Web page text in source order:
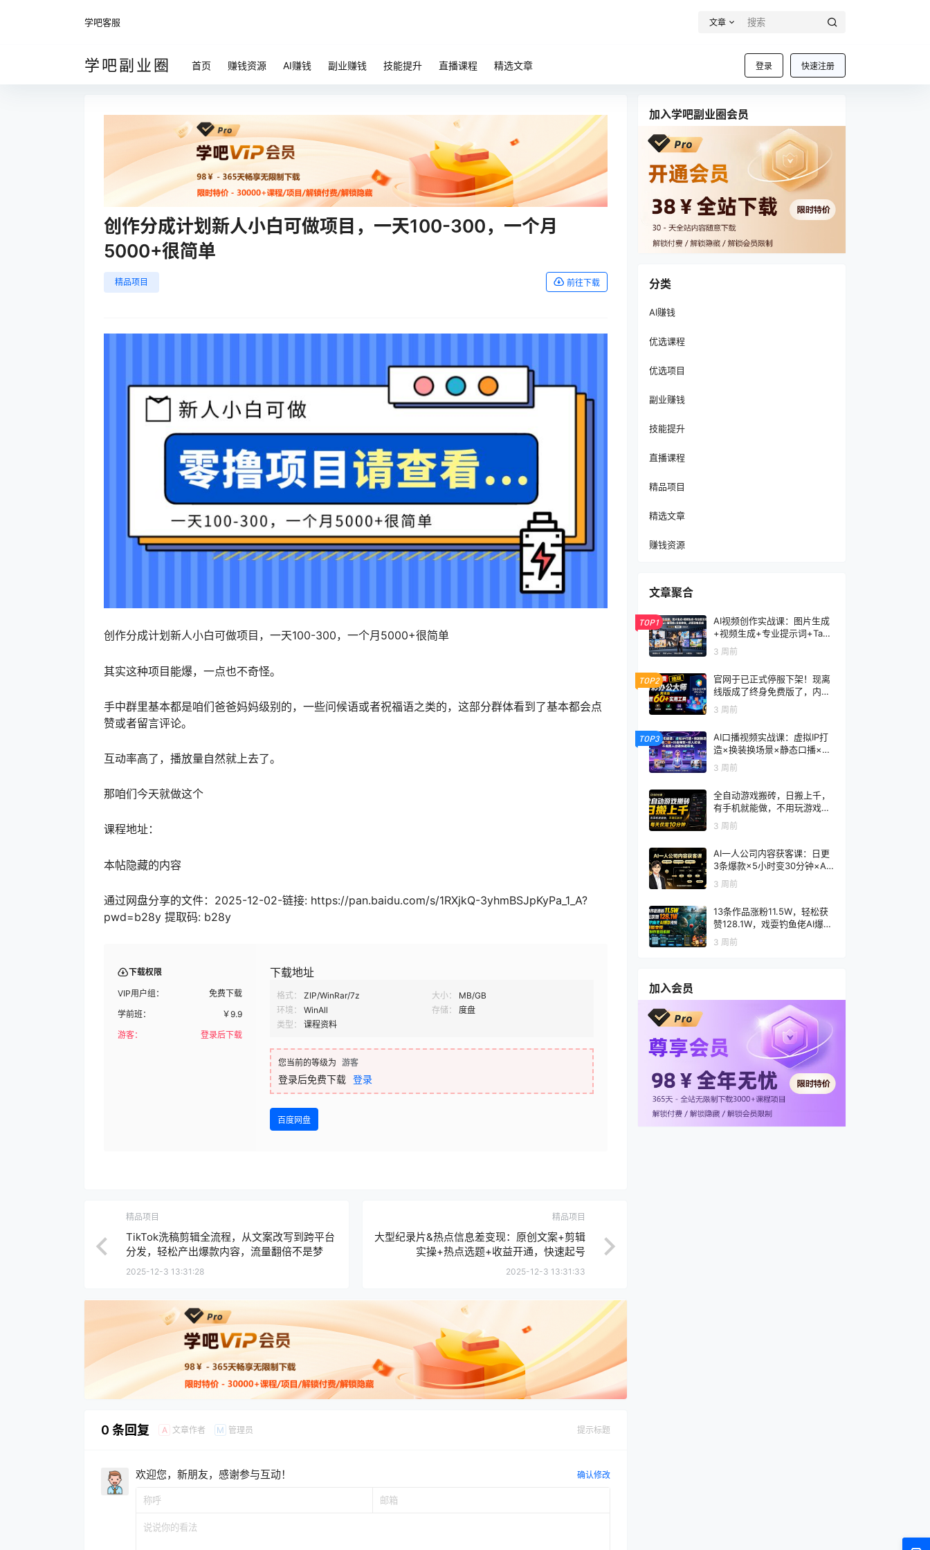
学吧客服 文章
学吧副业圈 登录 快速注册
首页 赚钱资源 AI赚钱 副业赚钱 技能提升 直播课程 精选文章
创作分成计划新人小白可做项目，一天100-300，一个月
5000+很简单
精品项目 前往下载
创作分成计划新人小白可做项目，一天100-300，一个月5000+很简单
其实这种项目能爆，一点也不奇怪。
手中群里基本都是咱们爸爸妈妈级别的，一些问候语或者祝福语之类的，这部分群体看到了基本都会点
赞或者留言评论。
互动率高了，播放量自然就上去了。
那咱们今天就做这个
课程地址：
本帖隐藏的内容
通过网盘分享的文件：2025-12-02-链接: https://pan.baidu.com/s/1RXjkQ-3yhmBSJpKyPa_1_A?
pwd=b28y 提取码: b28y
下载权限
VIP用户组：
免费下载
学前班：
￥9.9
游客：
登录后下载
下载地址
格式： ZIP/WinRar/7z 大小：
MB/GB
环境：
WinAll 存储：
度盘
类型：
课程资料
您当前的等级为 游客
登录后免费下载 登录
百度网盘
精品项目
TikTok洗稿剪辑全流程，从文案改写到跨平台
分发，轻松产出爆款内容，流量翻倍不是梦
2025-12-3 13:31:28
精品项目
大型纪录片&热点信息差变现：原创文案+剪辑
实操+热点选题+收益开通，快速起号
2025-12-3 13:31:33
0 条回复 A 文章作者 M 管理员 提示标题
欢迎您，新朋友，感谢参与互动！ 确认修改
加入学吧副业圈会员
分类
AI赚钱
优选课程
优选项目
副业赚钱
技能提升
直播课程
精品项目
精选文章
赚钱资源
文章聚合
TOP1
AI视频创作实战课：图片生成
+视频生成+专业提示词+TapN
ow×首尾帧+全能参考，从零
到电影感成片
3 周前
TOP2
官网于已正式停服下架！现离
线版成了终身免费版了，内置
60+实用工具 万彩办公大师离
线版 OfficeBox
3 周前
TOP3
AI口播视频实战课：虚拟IP打
造×换装换场景×静态口播×行
走带货×双人访谈，不用真人
出镜快速落地
3 周前
全自动游戏搬砖，日搬上千，
有手机就能做，不用玩游戏，
每天仅需10分钟
3 周前
AI一人公司内容获客课：日更
3条爆款×5小时变30分钟×AI
员工自动打工，轻松实现多平
台获客
3 周前
13条作品涨粉11.5W，轻松获
赞128.1W，戏耍钓鱼佬AI爆款
视频，多渠道变现，全套制作
思路拆解
3 周前
加入会员